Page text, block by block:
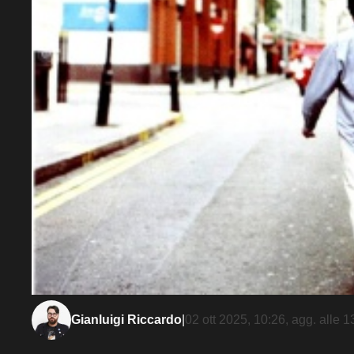
Gianluigi Riccardo 02 ott 2025, 10:26, agg. alle